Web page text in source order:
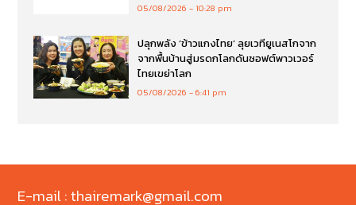
05/08/2026 10:28 pm
ปลุกพลัง ‘ข้าวแกงไทย’ ลุยเวทียูเนสโกจาก
จากพื้นบ้านสู่มรดกโลกดันซอฟต์พาวเวอร์
ไทยเขย่าโลก
05/08/2026 6:41 pm
E-mail : thairemark@gmail.com